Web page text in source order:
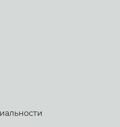
камне Миропомазания.